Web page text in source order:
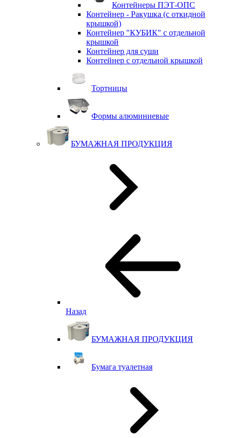
Контейнеры ПЭТ-ОПС
Контейнер - Ракушка (с откидной
крышкой)
Контейнер "КУБИК" с отдельной
крышкой
Контейнер для суши
Контейнер с отдельной крышкой
Тортницы
Формы алюминиевые
БУМАЖНАЯ ПРОДУКЦИЯ
Назад
БУМАЖНАЯ ПРОДУКЦИЯ
Бумага туалетная